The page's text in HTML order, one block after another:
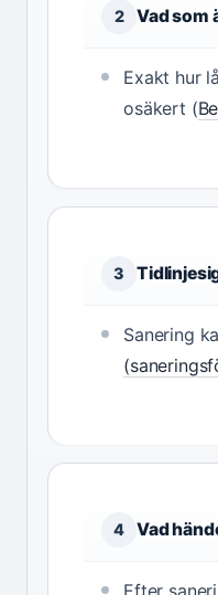
2 Vad som
Exakt hur
osäkert (
3
Sanering
4 Vad